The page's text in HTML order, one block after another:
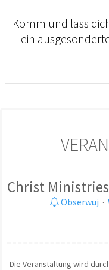
Komm und lass
ein
Christ
Obserwuj ·
Die Veranstaltung wird